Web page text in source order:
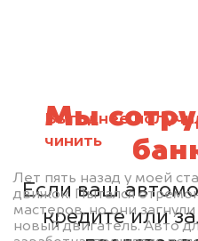
Выгоднее
чинить
Лет пять назад у моей
движок. Пытался
мастеров, но они
новый двигатель. Авто
Мы
Если ваш
кредите или